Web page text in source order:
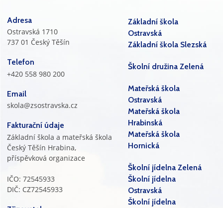
Adresa
Ostravská 1710
737 01 Český Těšín
Telefon
+420 558 980 200
Email
skola@zsostravska.cz
Fakturační údaje
Základní škola a mateřská škola
Český Těšín Hrabina,
příspěvková organizace
IČO: 72545933
DIČ: CZ72545933
Základní škola
Ostravská
Základní škola Slezská
Školní družina Zelená
Mateřská škola
Ostravská
Mateřská škola
Hrabinská
Mateřská škola
Hornická
Školní jídelna Zelená
Školní jídelna
Ostravská
Školní jídelna